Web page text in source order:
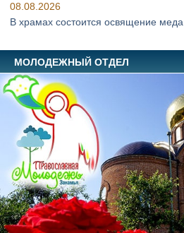
08.08.2026
В храмах состоится освящение меда
МОЛОДЕЖНЫЙ ОТДЕЛ